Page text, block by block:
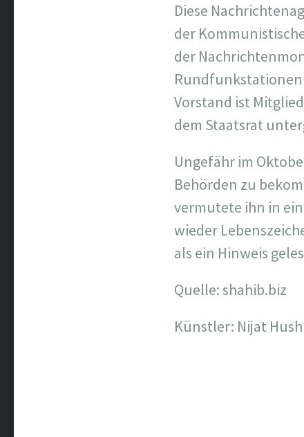
Diese
der
der
Vorstand ist
dem Staatsrat
Ungefähr im
Behörden zu
vermutete ihn in
wieder
als ein Hinweis
Quelle: shahib.biz
Künstler: Nijat